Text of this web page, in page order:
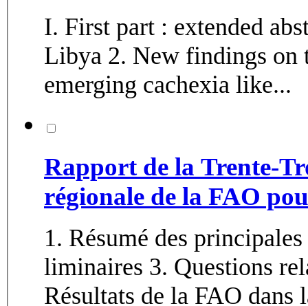
I. First part : extended
Libya 2. New findings on the putative causal agent/s of the
emerging cachexia like...
Rapport de la Trente-
régionale de la FAO
1. Résumé des
liminaires 3. Questions
Résultats de la FAO dans